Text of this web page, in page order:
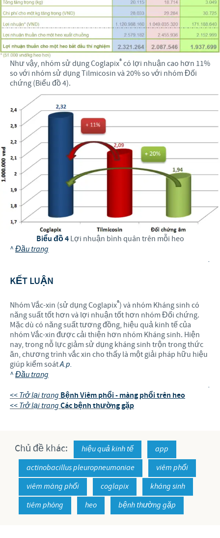
Như vậy, nhóm sử dụng Coglapix® có lợi nhuận cao hơn 11%
so với nhóm sử dụng Tilmicosin và 20% so với nhóm Đối
chứng (Biểu đồ 4).
Biểu đồ 4Lợi nhuận bình quân trên mỗi heo
^Đầu trang
.
KẾT LUẬN
Nhóm Vắc-xin (sử dụng Coglapix®) và nhóm Kháng sinh có
năng suất tốt hơn và lợi nhuận tốt hơn nhóm Đối chứng.
Mặc dù có năng suất tương đồng, hiệu quả kinh tế của
nhóm Vắc-xin được cải thiện hơn nhóm Kháng sinh. Hiện
nay, trong nỗ lực giảm sử dụng kháng sinh trộn trong thức
ăn, chương trình vắc xin cho thấy là một giải pháp hữu hiệu
giúp kiểm soátA.p.
^Đầu trang
.
<< Trở lại trang Bệnh Viêm phổi - màng phổi trên heo
<< Trở lại trangCác bệnh thường gặp
Chủ đề khác: hiệu quả kinh tế
app
actinobacillus pleuropneumoniae
viêm phổi
viêm màng phổi
coglapix
kháng sinh
tiêm phòng
heo bệnh thường gặp